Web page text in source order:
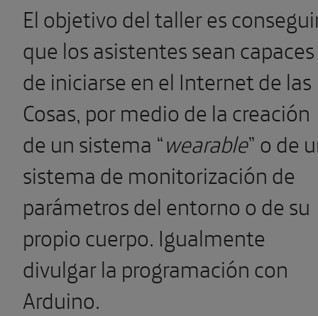
El objetivo del taller es
que los asistentes sean capaces
de iniciarse en el Internet de las
Cosas, por medio de la creación
de un sistema “wearable” o de
sistema de monitorización de
parámetros del entorno o de su
propio cuerpo. Igualmente
divulgar la programación con
Arduino.